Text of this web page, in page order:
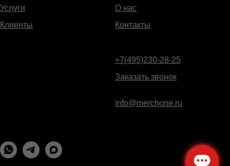
Услуги
Клиенты
О нас
Контакты
+7(495)230-28-25
Заказать звонок
info@merchone.ru